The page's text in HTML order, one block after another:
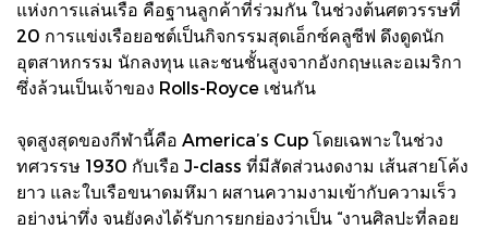
แห่งการแล่นเรือ คือฐานลูกค้าที่ร่วมกัน ในช่วงต้นศตวรรษที่
20 การแข่งเรือยอชต์เป็นกิจกรรมสุดเอ็กซ์คลูซีฟ ดึงดูดนัก
อุตสาหกรรม นักลงทุน และชนชั้นสูงจากอังกฤษและอเมริกา
ซึ่งล้วนเป็นเจ้าของ Rolls-Royce เช่นกัน
จุดสูงสุดของกีฬานี้คือ America’s Cup โดยเฉพาะในช่วง
ทศวรรษ 1930 กับเรือ J-class ที่มีสัดส่วนงดงาม เส้นสายโค้ง
ยาว และใบเรือขนาดมหึมา ผสานความงามเข้ากับความเร็ว
อย่างน่าทึ่ง จนยังคงได้รับการยกย่องว่าเป็น “งานศิลปะที่ลอย